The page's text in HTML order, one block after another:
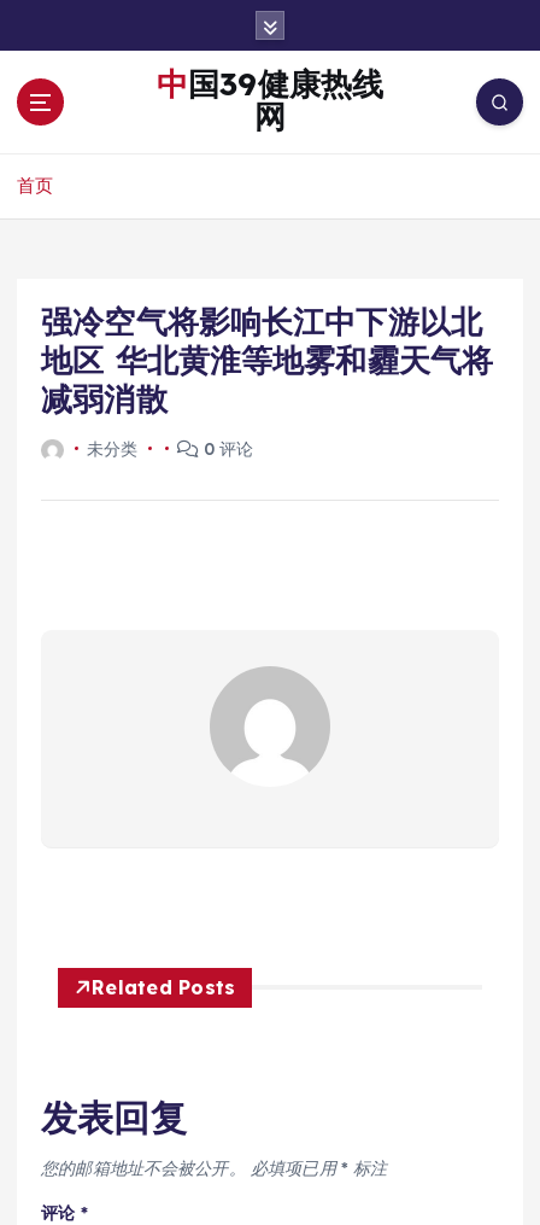
中国39健康热线
网
首页
强冷空气将影响长江中下游以北
地区 华北黄淮等地雾和霾天气将
减弱消散
未分类 0 评论
Related Posts
发表回复
您的邮箱地址不会被公开。 必填项已用* 标注
评论 *